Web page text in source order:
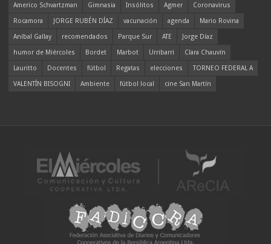
Americo Schvartzman Gimnasia Insólitos Agmer
Coronavirus
Rocamora
JORGE RUBÉN DÍAZ vacunación agenda
Mario Rovina
Aníbal Gallay
recomendados Parque Sur ATE
Jorge Díaz
humor de Miércoles
Bordet Marbot Urribarri
Clara Chauvín
Lauritto
Docentes fútbol Regatas elecciones
TORNEO FEDERAL A
VALENTÍN BISOGNI
Ambiente fútbol local cine San Martín